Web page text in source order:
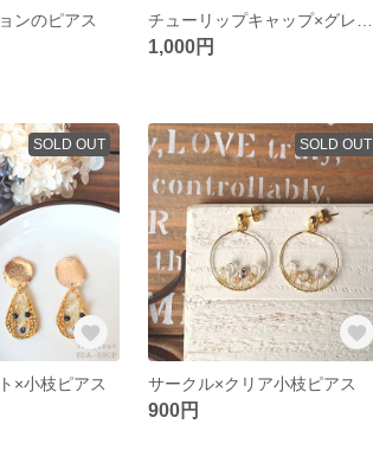
ンのピアス
1,000円
SOLD OUT
×小枝ピアス
SOLD OUT
サークル×クリア小枝ピアス
900円